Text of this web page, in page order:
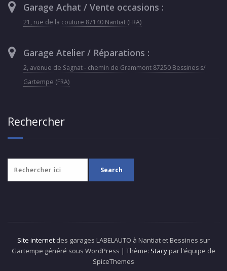
Garage Achat / Vente occasions :
21, rue de la couture 87140 Nantiat (FRA)
Garage Atelier / Réparations :
2, avenue de Sagnat - chemin de Grammont 87250 Bessines s/
Gartempe (FRA)
Rechercher
Site internet des garages LABELAUTO à Nantiat et Bessines sur
Gartempe généré sous WordPress | Thème: Stacy par l'équipe de
SpiceThemes